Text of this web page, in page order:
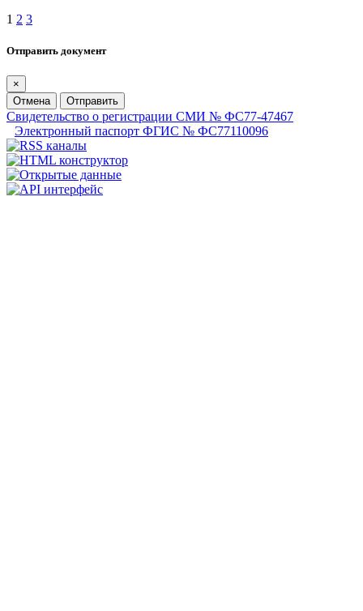
1 2 3
Отправить документ
×
Отмена
Отправить
Свидетельство о регистрации СМИ № ФС77-47467
Электронный паспорт ФГИС № ФС77110096